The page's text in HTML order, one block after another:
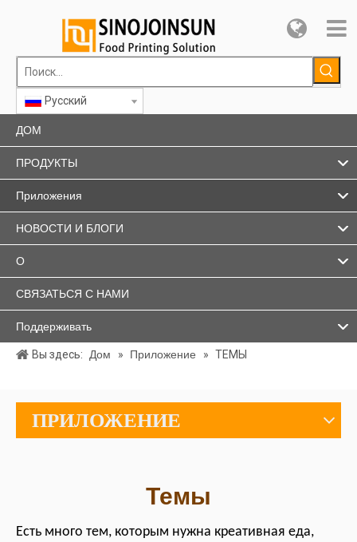
Pусский
ДОМ
ПРОДУКТЫ
Приложения
НОВОСТИ И БЛОГИ
О
СВЯЗАТЬСЯ С НАМИ
Поддерживать
Вы здесь: Дом » Приложение » ТЕМЫ
ПРИЛОЖЕНИЕ
Темы
Есть много тем, которым нужна креативная еда,